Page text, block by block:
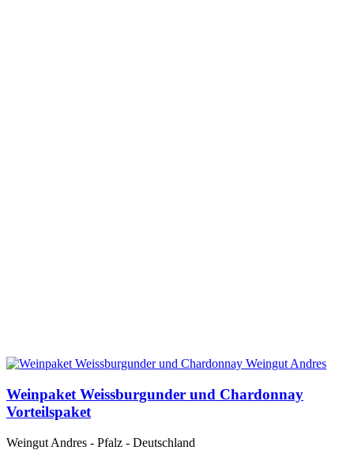
Weinpaket Weissburgunder und Chardonnay
Vorteilspaket
Weingut Andres - Pfalz - Deutschland